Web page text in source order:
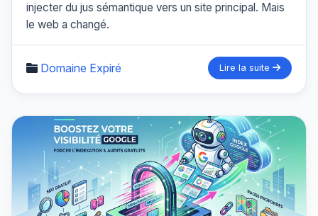
injecter du jus sémantique vers un site principal. Mais
le web a changé.
Domaine Expiré Lire la suite